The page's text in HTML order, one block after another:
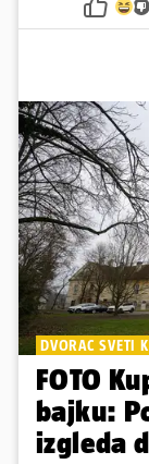
DVORAC SVETI
FOTO
bajku:
izgleda